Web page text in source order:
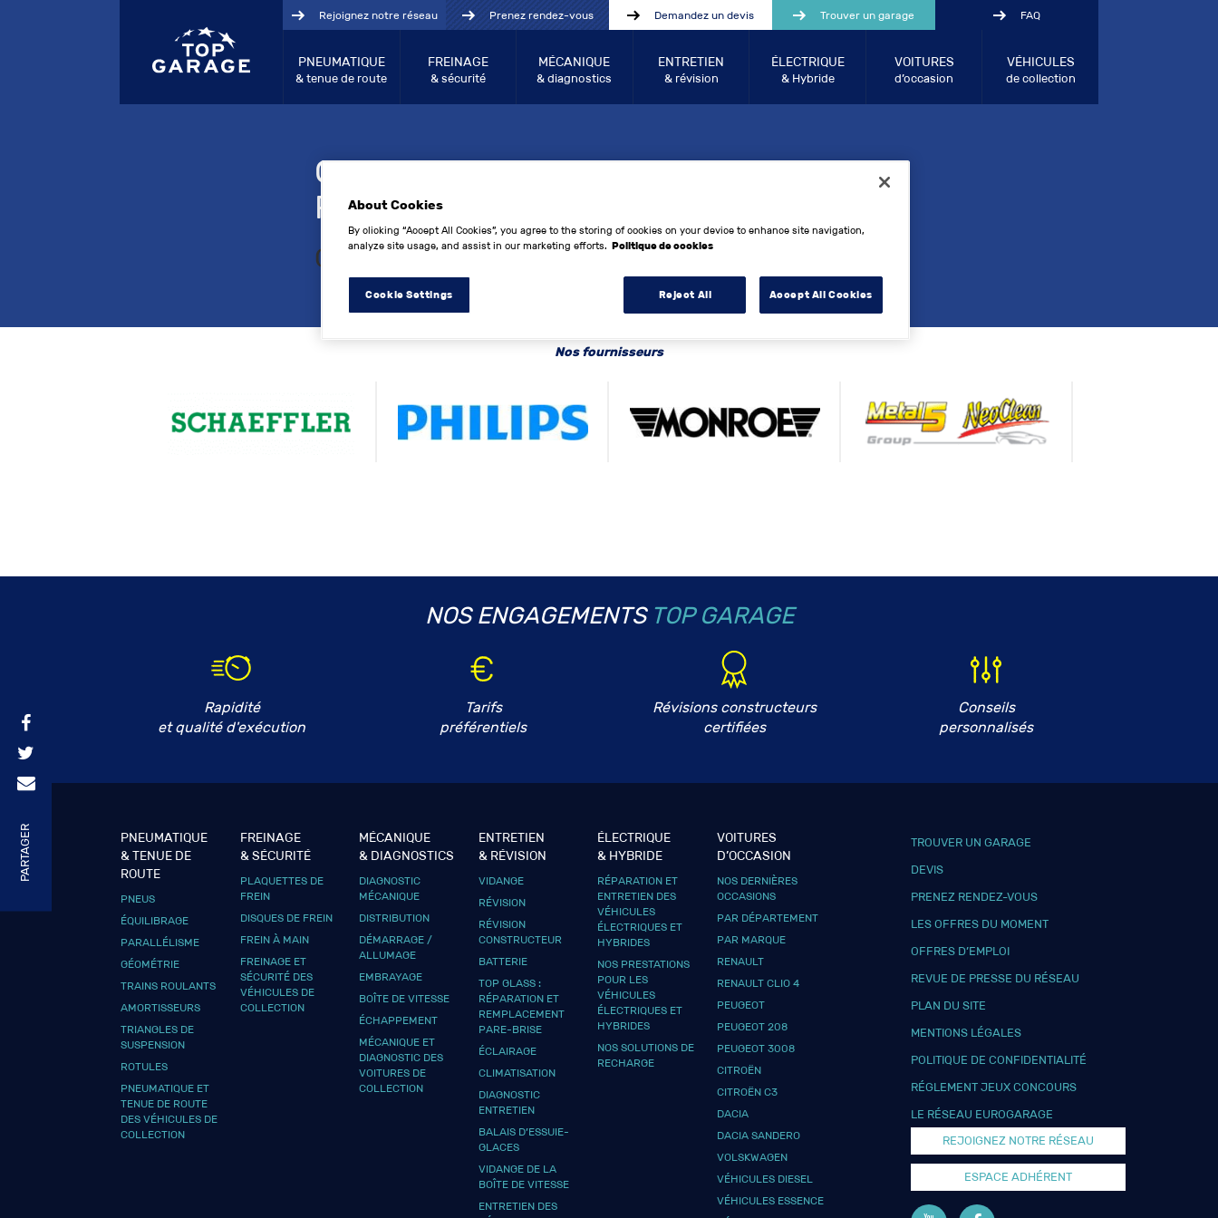
Rejoignez notre réseau Prenez rendez-vous Demandez un devis Trouver un garage FAQ
PNEUMATIQUE
& tenue de route
FREINAGE
& sécurité
MÉCANIQUE
& diagnostics
ENTRETIEN
& révision
ÉLECTRIQUE
& Hybride
VOITURES
d’occasion
VÉHICULES
de collection
PARTAGER
GAGNEZ 1 AN DE CARBURANT OU DE
RECHARGE ÉLECTRIQUE – 2026
Ce concours n'a pas encore commencé.
Nos fournisseurs
NOS ENGAGEMENTS TOP GARAGE
Rapidité
et qualité d'exécution
Tarifs
préférentiels
Révisions constructeurs
certifiées
Conseils
personnalisés
PNEUMATIQUE
& TENUE DE
ROUTE
PNEUS
ÉQUILIBRAGE
PARALLÉLISME
GÉOMÉTRIE
TRAINS ROULANTS
AMORTISSEURS
TRIANGLES DE
SUSPENSION
ROTULES
PNEUMATIQUE ET
TENUE DE ROUTE
DES VÉHICULES DE
COLLECTION
FREINAGE
& SÉCURITÉ
PLAQUETTES DE
FREIN
DISQUES DE FREIN
FREIN À MAIN
FREINAGE ET
SÉCURITÉ DES
VÉHICULES DE
COLLECTION
MÉCANIQUE
& DIAGNOSTICS
DIAGNOSTIC
MÉCANIQUE
DISTRIBUTION
DÉMARRAGE /
ALLUMAGE
EMBRAYAGE
BOÎTE DE VITESSE
ÉCHAPPEMENT
MÉCANIQUE ET
DIAGNOSTIC DES
VOITURES DE
COLLECTION
ENTRETIEN
& RÉVISION
VIDANGE
RÉVISION
RÉVISION
CONSTRUCTEUR
BATTERIE
TOP GLASS :
RÉPARATION ET
REMPLACEMENT
PARE-BRISE
ÉCLAIRAGE
CLIMATISATION
DIAGNOSTIC
ENTRETIEN
BALAIS D’ESSUIE-
GLACES
VIDANGE DE LA
BOÎTE DE VITESSE
ENTRETIEN DES
ÉLECTRIQUE
& HYBRIDE
RÉPARATION ET
ENTRETIEN DES
VÉHICULES
ÉLECTRIQUES ET
HYBRIDES
NOS PRESTATIONS
POUR LES
VÉHICULES
ÉLECTRIQUES ET
HYBRIDES
NOS SOLUTIONS DE
RECHARGE
VOITURES
D’OCCASION
NOS DERNIÈRES
OCCASIONS
PAR DÉPARTEMENT
PAR MARQUE
RENAULT
RENAULT CLIO 4
PEUGEOT
PEUGEOT 208
PEUGEOT 3008
CITROËN
CITROËN C3
DACIA
DACIA SANDERO
VOLSKWAGEN
VÉHICULES DIESEL
VÉHICULES ESSENCE
TROUVER UN GARAGE
DEVIS
PRENEZ RENDEZ-VOUS
LES OFFRES DU MOMENT
OFFRES D’EMPLOI
REVUE DE PRESSE DU RÉSEAU
PLAN DU SITE
MENTIONS LÉGALES
POLITIQUE DE CONFIDENTIALITÉ
RÉGLEMENT JEUX CONCOURS
LE RÉSEAU EUROGARAGE
REJOIGNEZ NOTRE RÉSEAU
ESPACE ADHÉRENT
About Cookies
By clicking “Accept All Cookies”, you agree to the storing of cookies on your device to enhance site navigation,
analyze site usage, and assist in our marketing efforts. Politique de cookies
Cookie Settings Reject All Accept All Cookies